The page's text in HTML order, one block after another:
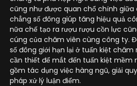
cũng như được quan chổ chính giữa
chẳng số đông giúp tăng hiệu quả
nữa chế tạo ra rượu rượu cồn lực
cúng của chăm viên cùng công ty.
số đông giới hạn lại ở tuấn kiệt
cần thiết để mắt đến tuấn kiệt mềm
gồm tác dụng việc hàng ngũ, giải
pháp xử lý luận điểm.